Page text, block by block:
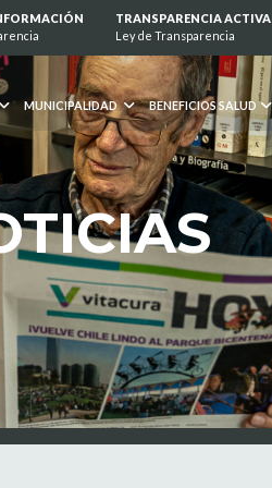
TRANSPARENCIA ACTIVA
Ley de Transparencia
MUNICIPALIDAD BENEFICIOS SALUD